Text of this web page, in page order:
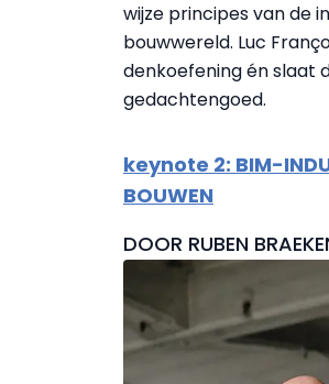
wijze principes van de
bouwwereld. Luc
denkoefening én slaat
gedachtengoed.
keynote 2: BIM-
BOUWEN
DOOR RUBEN